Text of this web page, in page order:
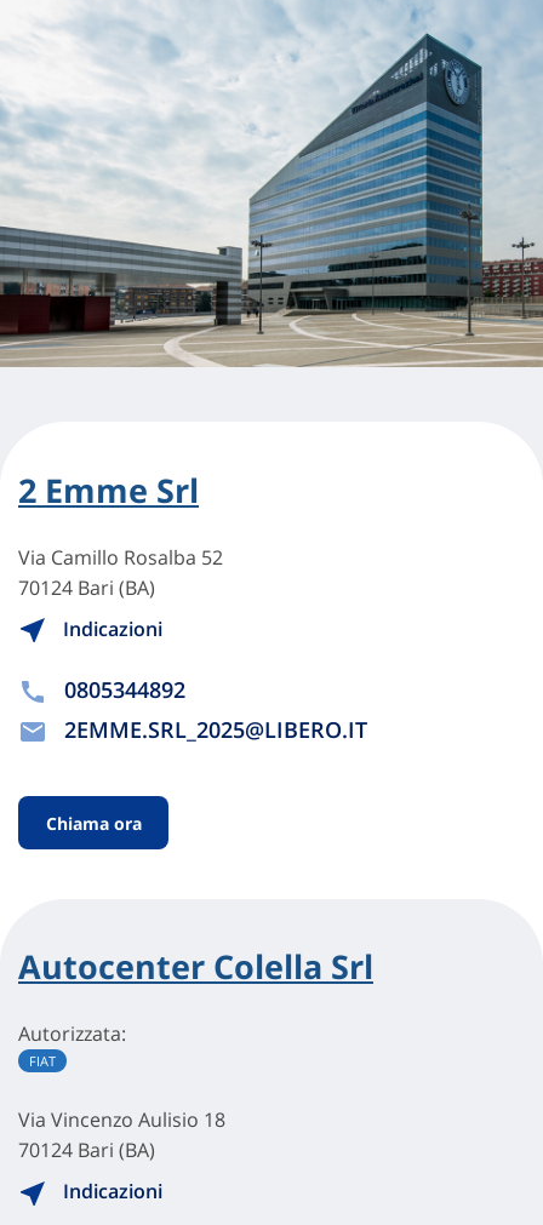
2 Emme Srl
Via Camillo Rosalba 52
70124 Bari (BA)
Indicazioni
0805344892
2EMME.SRL_2025@LIBERO.IT
Chiama ora
Autocenter Colella Srl
Autorizzata:
FIAT
Via Vincenzo Aulisio 18
70124 Bari (BA)
Indicazioni